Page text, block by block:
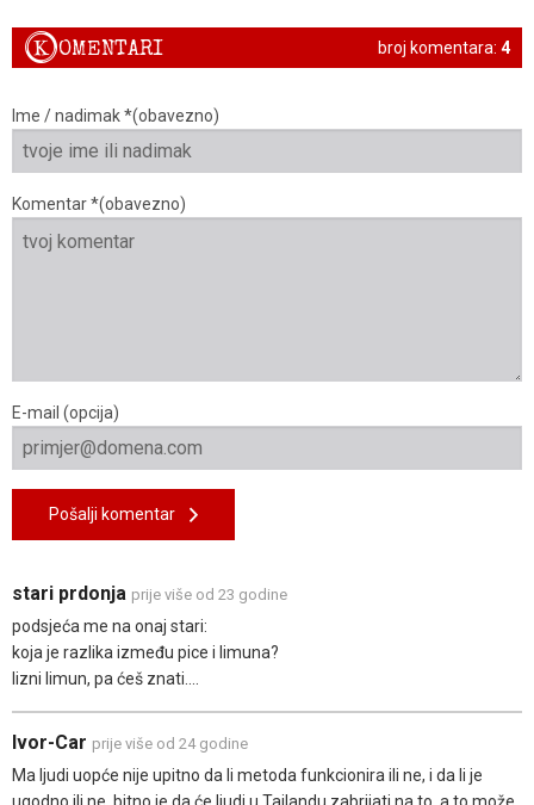
broj komentara: 4
KOMENTARI
Ime / nadimak *(obavezno)
Komentar *(obavezno)
E-mail (opcija)
Pošalji komentar
stari prdonja prije više od 23 godine
podsjeća me na onaj stari:
koja je razlika između pice i limuna?
lizni limun, pa ćeš znati....
Ivor-Car prije više od 24 godine
Ma ljudi uopće nije upitno da li metoda funkcionira ili ne, i da li je